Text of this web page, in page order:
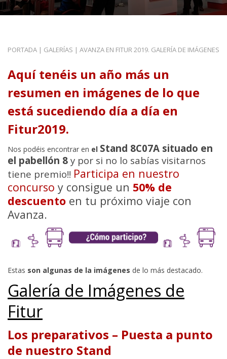
PORTADA | GALERÍAS | AVANZA EN FITUR 2019. GALERÍA DE IMÁGENES
Aquí tenéis un año más un
resumen en imágenes de lo que
está sucediendo día a día en
Fitur2019.
Nos podéis encontrar en el Stand 8C07A situado en
el pabellón 8 y por si no lo sabías visitarnos
tiene premio!! Participa en nuestro
concurso y consigue un 50% de
descuento en tu próximo viaje con
Avanza.
Estas son algunas de la imágenes de lo más destacado.
Galería de Imágenes de
Fitur
Los preparativos – Puesta a punto
de nuestro Stand